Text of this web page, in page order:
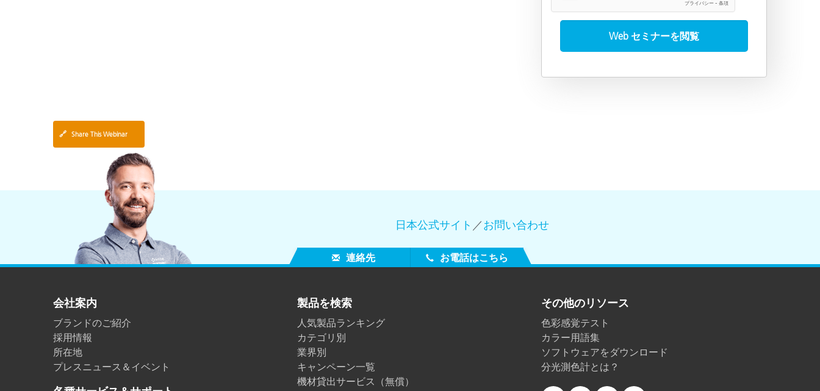
🔗 Share This Webinar
日本公式サイト ／お問い合わせ
連絡先 お電話はこちら
会社案内
ブランドのご紹介
採用情報
所在地
プレスニュース＆イベント
製品を検索
人気製品ランキング
カテゴリ別
業界別
キャンペーン一覧
機材貸出サービス（無償）
その他のリソース
色彩感覚テスト
カラー用語集
ソフトウェアをダウンロード
分光測色計とは？